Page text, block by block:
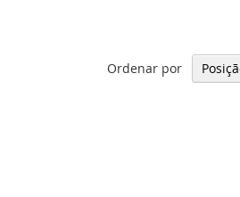
Ordenar por